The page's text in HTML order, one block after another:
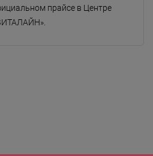
прайсе в Центре